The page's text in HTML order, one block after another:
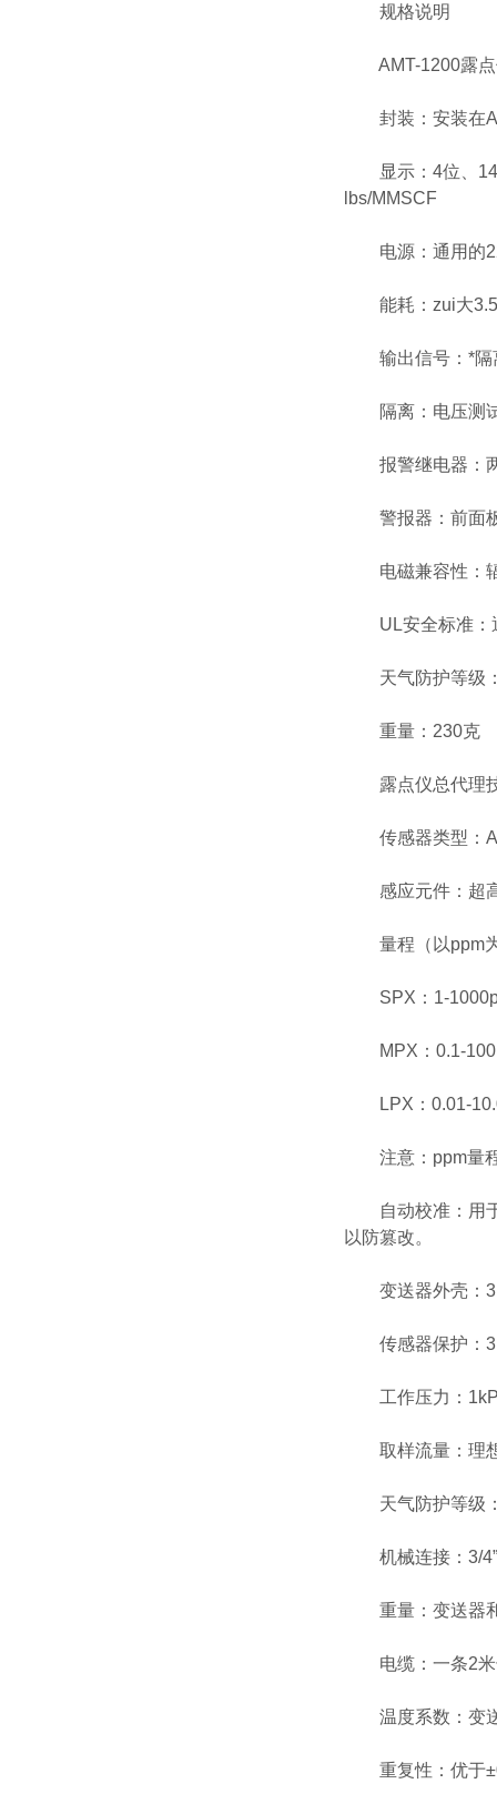
规格说明
AMT-1200露点
封装：安装在
显示：4位、14
lbs/MMSCF
电源：通用的
能耗：zui大
输出信号：*隔
隔离：电压测
报警继电器：两
警报器：前面板
电磁兼容性：辐
UL安全标准：
天气防护等级：
重量：230克
露点仪总代理
传感器类型：
感应元件：超
量程（以ppm
SPX：1-
MPX：0.1-
LPX：0.01-
注意：ppm量程
自动校准：用于
以防篡改。
变送器外壳：
传感器保护：
工作压力：
取样流量：理想
天气防护等级：
机械连接：3/
重量：变送器
电缆：一条2米
温度系数：变送
重复性：优于